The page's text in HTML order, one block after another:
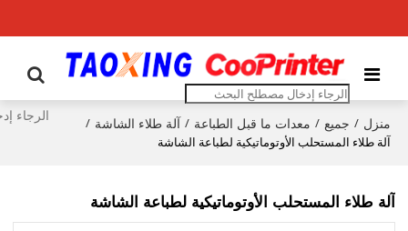
منزل / جميع / معدات ما قبل الطباعة / آلة طلاء الشاشة /
آلة طلاء المستحلب الأوتوماتيكية لطباعة الشاشة
آلة طلاء المستحلب الأوتوماتيكية لطباعة الشاشة